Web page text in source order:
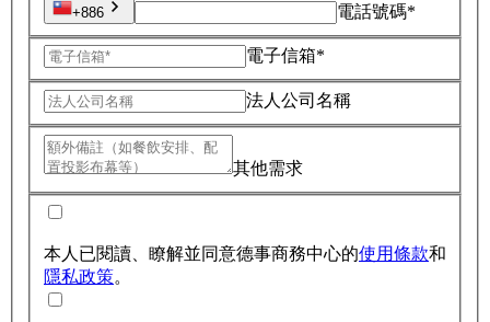
+886 電話號碼*
電子信箱*
法人公司名稱
其他需求
本人已閱讀、瞭解並同意德事商務中心的使用條款和
隱私政策。